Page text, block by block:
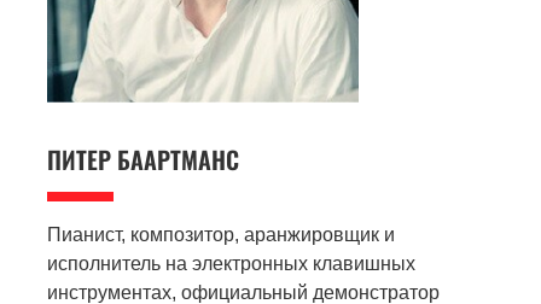
ПИТЕР БААРТМАНС
Пианист, композитор, аранжировщик и
исполнитель на электронных клавишных
инструментах, официальный демонстратор